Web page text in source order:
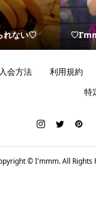
れない♡
入会方法 利用規約
特
©I'mmm. All Rights